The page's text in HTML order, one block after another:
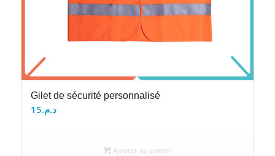
Gilet de sécurité personnalisé
د.م.15
Ajouter au panier